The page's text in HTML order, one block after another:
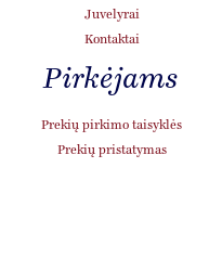
Juvelyrai
Kontaktai
Pirkėjams
Prekių pirkimo taisyklės
Prekių pristatymas